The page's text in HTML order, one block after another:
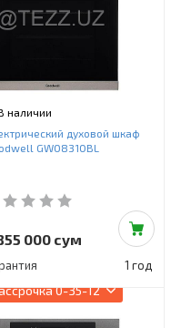
наличии
духовой шкаф
GWO8310BL
000 сум
1 год
0-35-12